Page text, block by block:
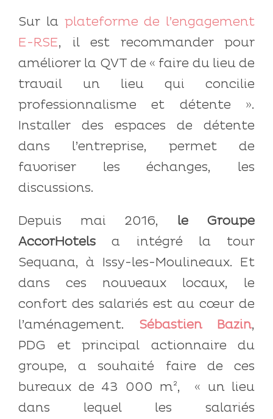
Sur la plateforme de l’engagement
E-RSE, il est recommander pour
améliorer la QVT de « faire du lieu de
travail un lieu qui concilie
professionnalisme et détente ».
Installer des espaces de détente
dans l’entreprise, permet de
favoriser les échanges, les
discussions.
Depuis mai 2016, le Groupe
AccorHotels a intégré la tour
Sequana, à Issy-les-Moulineaux. Et
dans ces nouveaux locaux, le
confort des salariés est au cœur de
l’aménagement. Sébastien Bazin,
PDG et principal actionnaire du
groupe, a souhaité faire de ces
bureaux de 43 000 m², « un lieu
dans lequel les salariés